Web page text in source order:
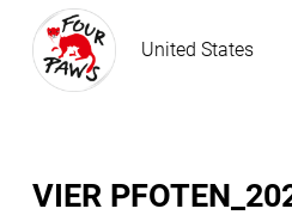
United States
VIER